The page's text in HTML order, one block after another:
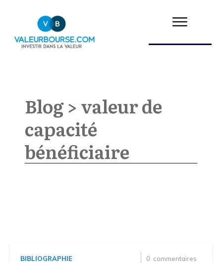
Blog > valeur de
capacité
bénéficiaire
BIBLIOGRAPHIE 0 commentaires